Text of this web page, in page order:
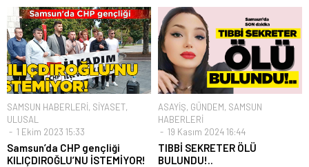
SAMSUN HABERLERİ, SİYASET,
ULUSAL
1 Ekim 2023 15:33
Samsun’da CHP gençliği
KILIÇDIROĞLU’NU İSTEMİYOR!
ASAYİŞ, GÜNDEM, SAMSUN
HABERLERİ
19 Kasım 2024 16:44
TIBBİ SEKRETER ÖLÜ
BULUNDU!..